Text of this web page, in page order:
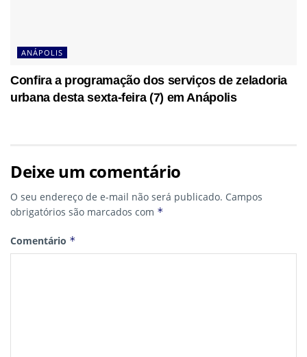
ANÁPOLIS
Confira a programação dos serviços de zeladoria
urbana desta sexta-feira (7) em Anápolis
Deixe um comentário
O seu endereço de e-mail não será publicado. Campos
obrigatórios são marcados com *
Comentário *